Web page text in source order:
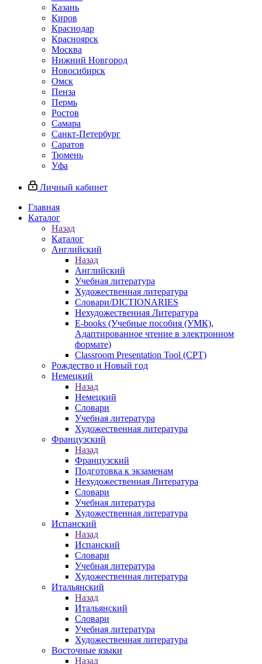
Казань
Киров
Краснодар
Красноярск
Москва
Нижний Новгород
Новосибирск
Омск
Пенза
Пермь
Ростов
Самара
Санкт-Петербург
Саратов
Тюмень
Уфа
Личный кабинет
Главная
Каталог
Назад
Каталог
Английский
Назад
Английский
Учебная литература
Художественная литература
Словари/DICTIONARIES
Нехудожественная Литература
E-books (Учебные пособия (УМК),
Адаптированное чтение в электронном
формате)
Classroom Presentation Tool (CPT)
Рождество и Новый год
Немецкий
Назад
Немецкий
Словари
Учебная литература
Художественная литература
Французский
Назад
Французский
Подготовка к экзаменам
Нехудожественная Литература
Словари
Учебная литература
Художественная литература
Испанский
Назад
Испанский
Словари
Учебная литература
Художественная литература
Итальянский
Назад
Итальянский
Словари
Учебная литература
Художественная литература
Восточные языки
Назад